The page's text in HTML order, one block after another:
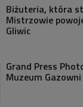
Biżuteria, która
Mistrzowie
Gliwic
Grand Press
Muzeum